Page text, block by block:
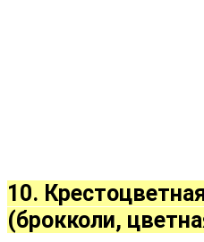
10.
(брокколи,